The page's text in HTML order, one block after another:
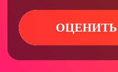
ОЦЕНИТЬ